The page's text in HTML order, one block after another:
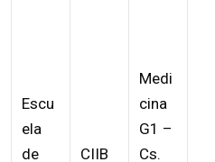
Escu
ela
de
CIIB
Medi
cina
G1 –
Cs.